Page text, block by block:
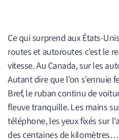
Ce qui surprend aux États-
routes et autoroutes c’est le
vitesse. Au Canada, sur les
Autant dire que l’on s’ennuie
Bref, le ruban continu de
fleuve tranquille. Les mains
téléphone, les yeux fixés sur
des centaines de